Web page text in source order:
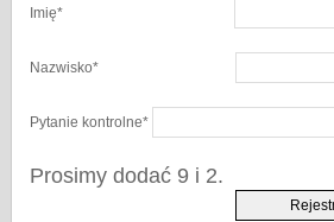
Imię*
Nazwisko*
Pytanie kontrolne*
Prosimy dodać 9 i 2.